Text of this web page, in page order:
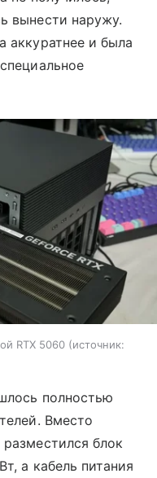
вынести наружу.
аккуратнее и была
RTX 5060
источник:
полностью
Вместо
блок
а кабель питания